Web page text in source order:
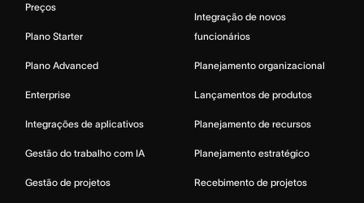
Preços
Plano Starter
Plano Advanced
Enterprise
Integrações de aplicativos
Gestão do trabalho com IA
Gestão de projetos
Integração de novos
funcionários
Planejamento organizacional
Lançamentos de produtos
Planejamento de recursos
Planejamento estratégico
Recebimento de projetos